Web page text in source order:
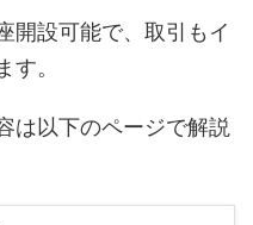
開設可能で、取引もイ
す。
は以下のページで解説